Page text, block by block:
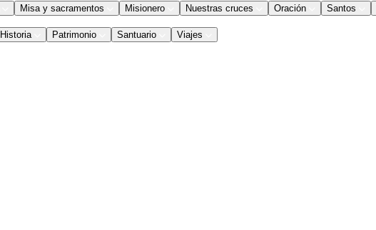
Misa y sacramentos Misionero Nuestras cruces Oración Santos
Historia Patrimonio Santuario Viajes